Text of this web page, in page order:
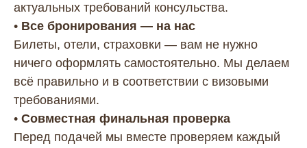
актуальных требований консульства.
• Все бронирования — на нас
Билеты, отели, страховки — вам не нужно
ничего оформлять самостоятельно. Мы делаем
всё правильно и в соответствии с визовыми
требованиями.
• Совместная финальная проверка
Перед подачей мы вместе проверяем каждый